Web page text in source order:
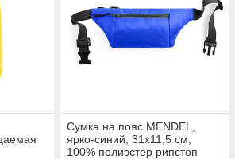
Сумка на пояс MENDEL,
ярко-синий, 31x11,5 см,
100% полиэстер рипстоп